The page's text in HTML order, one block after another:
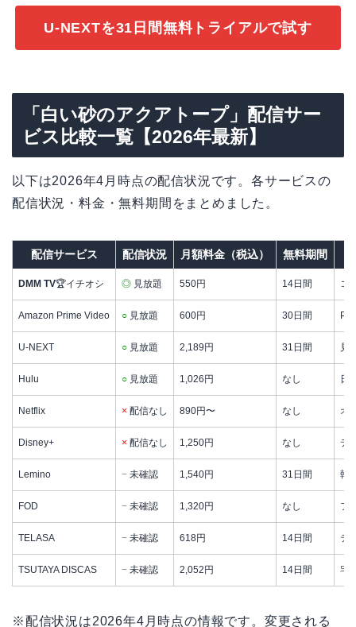
U-NEXTを31日間無料トライアルで試す
「白い砂のアクアトープ」配信サー
ビス比較一覧【2026年最新】
以下は2026年4月時点の配信状況です。各サービスの
配信状況・料金・無料期間をまとめました。
配信サービス 配信状況 月額料金（税込） 無料期間
DMM TV🏆イチオシ ◎ 見放題 550円 14日間 コ
Amazon Prime Video ○ 見放題 600円 30日間
U-NEXT ○ 見放題 2,189円 31日間 見
Hulu ○ 見放題 1,026円 なし 日
Netflix × 配信なし 890円〜 なし オ
Disney+ × 配信なし 1,250円 なし デ
Lemino − 未確認 1,540円 31日間 韓
FOD − 未確認 1,320円 なし フ
TELASA − 未確認 618円 14日間 テ
TSUTAYA DISCAS − 未確認 2,052円 14日間 宅
※配信状況は2026年4月時点の情報です。変更される